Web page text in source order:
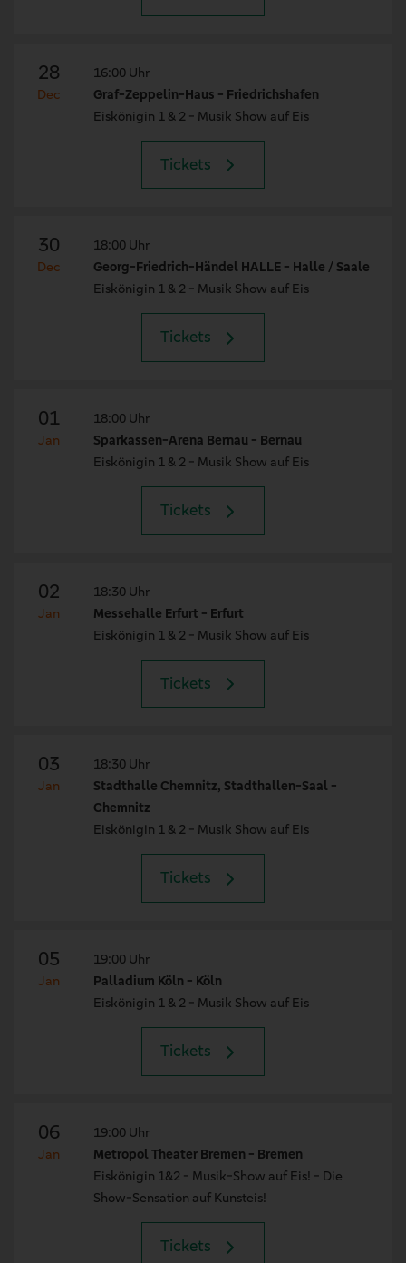
28
Dec
16:00 Uhr
Graf-Zeppelin-Haus - Friedrichshafen
Eiskönigin 1 & 2 - Musik Show auf Eis
Tickets
30
Dec
18:00 Uhr
Georg-Friedrich-Händel HALLE - Halle / Saale
Eiskönigin 1 & 2 - Musik Show auf Eis
Tickets
01
Jan
18:00 Uhr
Sparkassen-Arena Bernau - Bernau
Eiskönigin 1 & 2 - Musik Show auf Eis
Tickets
02
Jan
18:30 Uhr
Messehalle Erfurt - Erfurt
Eiskönigin 1 & 2 - Musik Show auf Eis
Tickets
03
Jan
18:30 Uhr
Stadthalle Chemnitz, Stadthallen-Saal -
Chemnitz
Eiskönigin 1 & 2 - Musik Show auf Eis
Tickets
05
Jan
19:00 Uhr
Palladium Köln - Köln
Eiskönigin 1 & 2 - Musik Show auf Eis
Tickets
06
Jan
19:00 Uhr
Metropol Theater Bremen - Bremen
Eiskönigin 1&2 - Musik-Show auf Eis! - Die
Show-Sensation auf Kunsteis!
Tickets